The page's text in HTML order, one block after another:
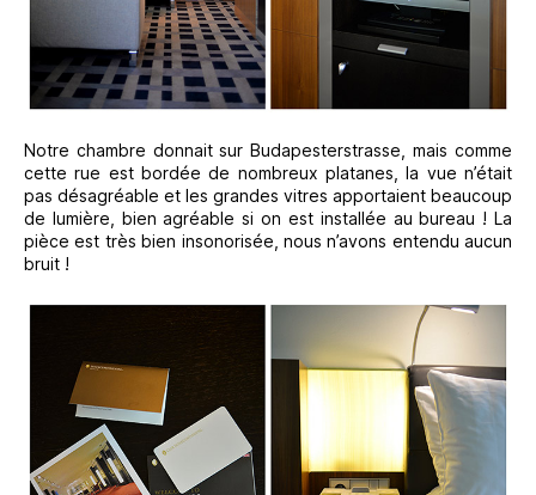
Notre chambre donnait sur Budapesterstrasse, mais comme
cette rue est bordée de nombreux platanes, la vue n’était
pas désagréable et les grandes vitres apportaient beaucoup
de lumière, bien agréable si on est installée au bureau ! La
pièce est très bien insonorisée, nous n’avons entendu aucun
bruit !